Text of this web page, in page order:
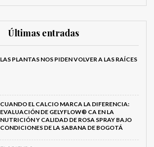
Últimas entradas
LAS PLANTAS NOS PIDEN VOLVER A LAS RAÍCES
CUANDO EL CALCIO MARCA LA DIFERENCIA:
EVALUACIÓN DE GELYFLOW® CA EN LA
NUTRICIÓN Y CALIDAD DE ROSA SPRAY BAJO
CONDICIONES DE LA SABANA DE BOGOTÁ